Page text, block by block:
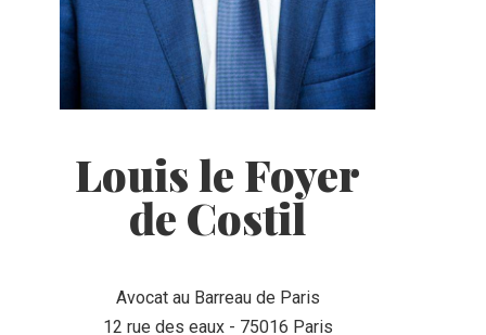
Louis le Foyer
de Costil
Avocat au Barreau de Paris
12 rue des eaux - 75016 Paris